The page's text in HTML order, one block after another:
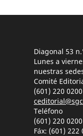
Diagonal 53
Lunes a
nuestras
Comité
(601) 220
Teléfono
(601) 220
Fáx: (601) 222